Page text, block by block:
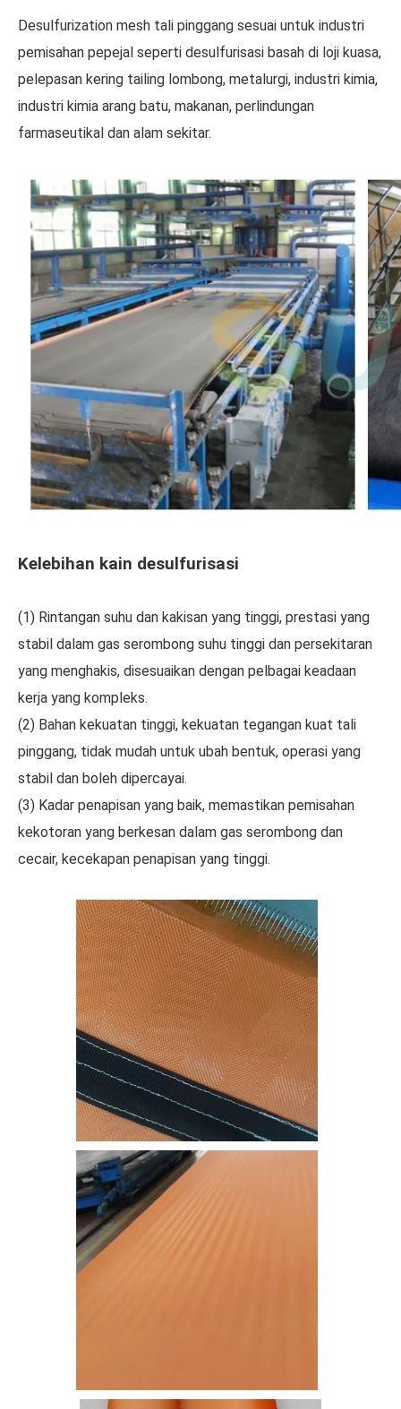
Desulfurization mesh tali pinggang sesuai untuk industri
pemisahan pepejal seperti desulfurisasi basah di loji kuasa,
pelepasan kering tailing lombong, metalurgi, industri kimia,
industri kimia arang batu, makanan, perlindungan
farmaseutikal dan alam sekitar.
Kelebihan kain desulfurisasi
(1) Rintangan suhu dan kakisan yang tinggi, prestasi yang
stabil dalam gas serombong suhu tinggi dan persekitaran
yang menghakis, disesuaikan dengan pelbagai keadaan
kerja yang kompleks.
(2) Bahan kekuatan tinggi, kekuatan tegangan kuat tali
pinggang, tidak mudah untuk ubah bentuk, operasi yang
stabil dan boleh dipercayai.
(3) Kadar penapisan yang baik, memastikan pemisahan
kekotoran yang berkesan dalam gas serombong dan
cecair, kecekapan penapisan yang tinggi.